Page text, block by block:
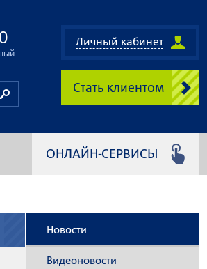
Личный кабинет
Стать клиентом
ОНЛАЙН-СЕРВИСЫ
Новости
Видеоновости